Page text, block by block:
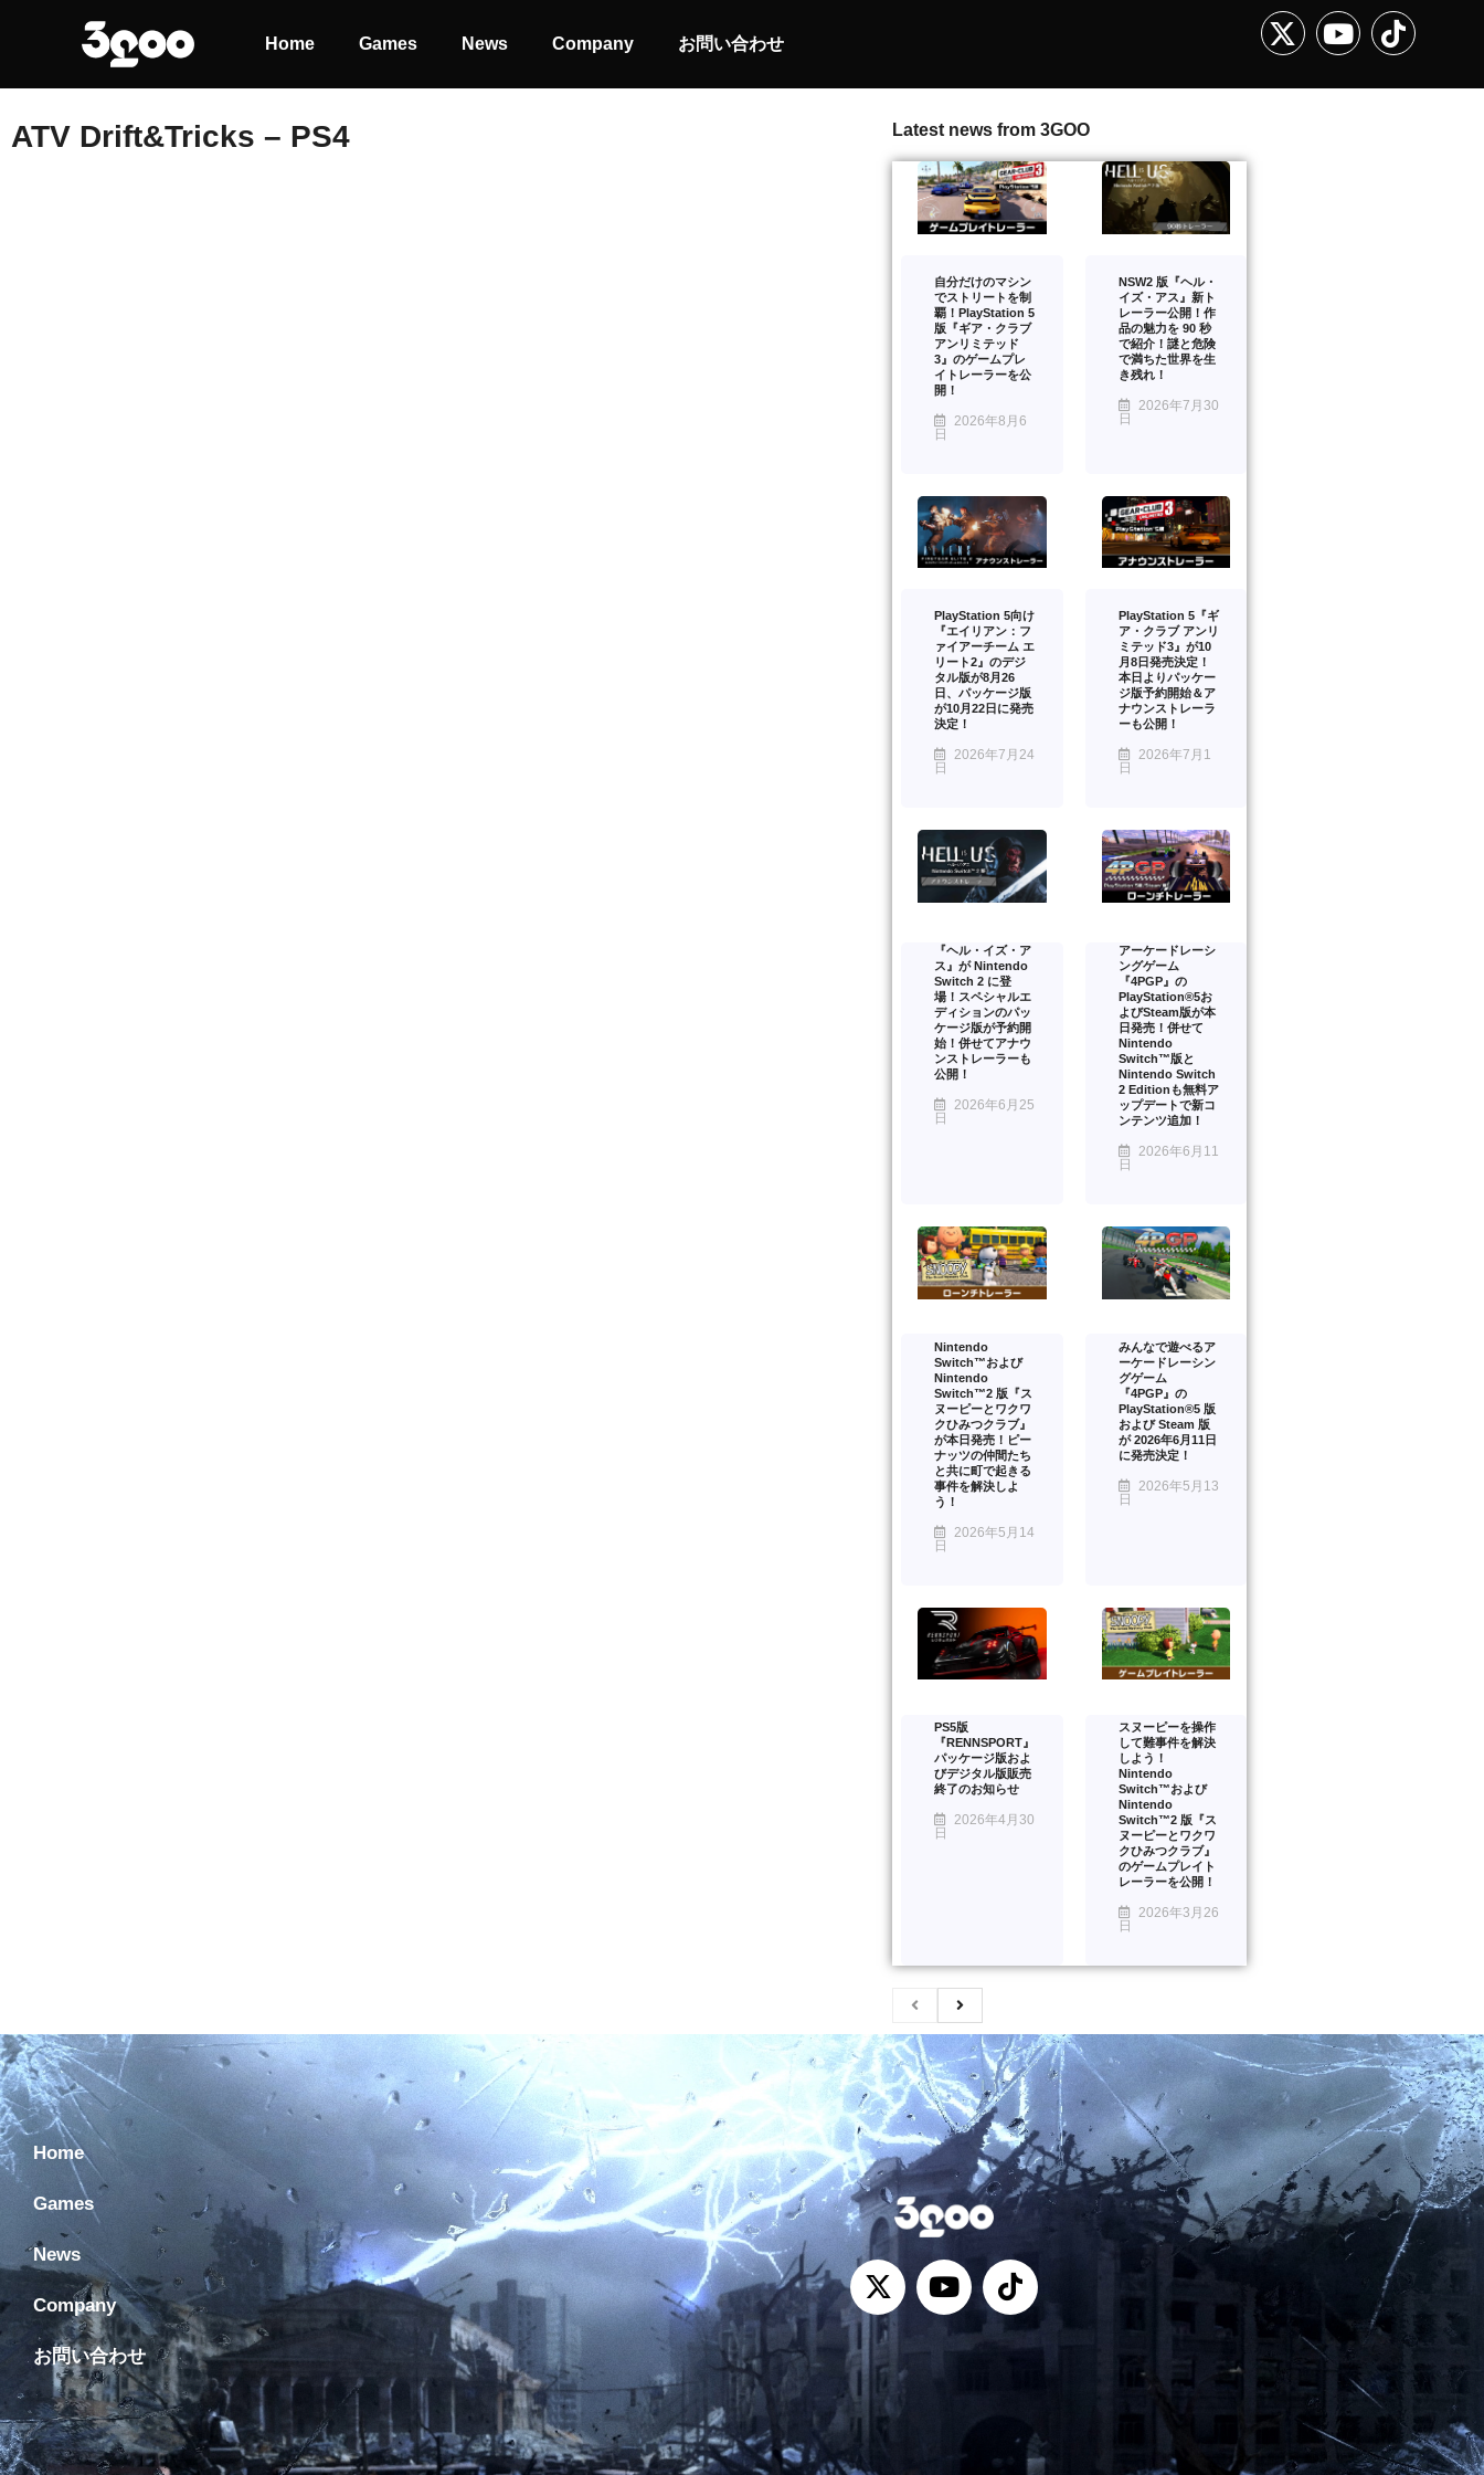
Home Games News Company お問い合わせ
ATV Drift&Tricks – PS4 Latest news from 3GOO
自分だけのマシン
でストリートを制
覇！PlayStation 5
版『ギア・クラブ
アンリミテッド
3』のゲームプレ
イトレーラーを公
開！
2026年8月6
日
NSW2 版『ヘル・
イズ・アス』新ト
レーラー公開！作
品の魅力を 90 秒
で紹介！謎と危険
で満ちた世界を生
き残れ！
2026年7月30
日
PlayStation 5向け
『エイリアン：フ
ァイアーチーム エ
リート2』のデジ
タル版が8月26
日、パッケージ版
が10月22日に発売
決定！
2026年7月24
日
PlayStation 5『ギ
ア・クラブ アンリ
ミテッド3』が10
月8日発売決定！
本日よりパッケー
ジ版予約開始＆ア
ナウンストレーラ
ーも公開！
2026年7月1
日
『ヘル・イズ・ア
ス』が Nintendo
Switch 2 に登
場！スペシャルエ
ディションのパッ
ケージ版が予約開
始！併せてアナウ
ンストレーラーも
公開！
2026年6月25
日
アーケードレーシ
ングゲーム
『4PGP』の
PlayStation®5お
よびSteam版が本
日発売！併せて
Nintendo
Switch™版と
Nintendo Switch
2 Editionも無料ア
ップデートで新コ
ンテンツ追加！
2026年6月11
日
Nintendo
Switch™および
Nintendo
Switch™2 版『ス
ヌーピーとワクワ
クひみつクラブ』
が本日発売！ピー
ナッツの仲間たち
と共に町で起きる
事件を解決しよ
う！
2026年5月14
日
みんなで遊べるア
ーケードレーシン
グゲーム
『4PGP』の
PlayStation®5 版
および Steam 版
が 2026年6月11日
に発売決定！
2026年5月13
日
PS5版
『RENNSPORT』
パッケージ版およ
びデジタル版販売
終了のお知らせ
2026年4月30
日
スヌーピーを操作
して難事件を解決
しよう！
Nintendo
Switch™および
Nintendo
Switch™2 版『ス
ヌーピーとワクワ
クひみつクラブ』
のゲームプレイト
レーラーを公開！
2026年3月26
日
Home
Games
News
Company
お問い合わせ